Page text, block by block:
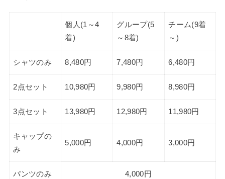
個人(1～4
着)
グループ(5
～8着)
チーム(9着
～)
シャツのみ 8,480円 7,480円 6,480円
2点セット 10,980円 9,980円 8,980円
3点セット 13,980円 12,980円 11,980円
キャップの
み
5,000円 4,000円 3,000円
パンツのみ 4,000円